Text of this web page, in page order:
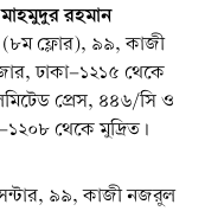
রহমান
(৮ম ফ্লোর), ৯৯, কাজী
ঢাকা-১২১৫ থেকে
প্রেস, ৪৪৬/সি ও
থেকে মুদ্রিত।
৯৯, কাজী নজরুল